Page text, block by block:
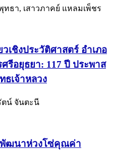
ธา, เสาวภาคย์ แหลมเพ็ชร
เชิงประวัติศาสตร์ อำเภอ
รีอยุธยา: 117 ปี ประพาส
เจ้าหลวง
น์ จันตะนี
พัฒนาห่วงโซ่คุณค่า